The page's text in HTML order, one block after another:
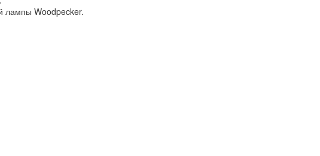
лампы Woodpecker.